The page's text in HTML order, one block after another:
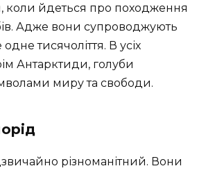
коли йдеться про походження
Адже вони супроводжують
тисячоліття. В усіх
Антарктиди, голуби
миру та свободи.
різноманітний. Вони